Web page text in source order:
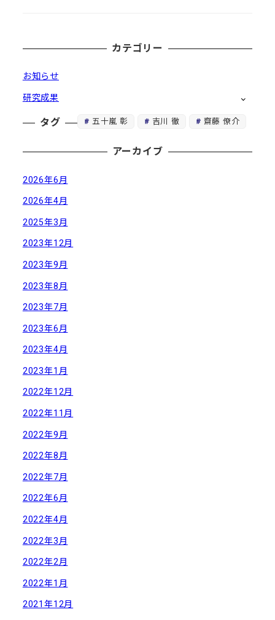
カテゴリー
お知らせ
研究成果
タグ 五十嵐 彰 吉川 徹 齋藤 僚介
アーカイブ
2026年6月
2026年4月
2025年3月
2023年12月
2023年9月
2023年8月
2023年7月
2023年6月
2023年4月
2023年1月
2022年12月
2022年11月
2022年9月
2022年8月
2022年7月
2022年6月
2022年4月
2022年3月
2022年2月
2022年1月
2021年12月